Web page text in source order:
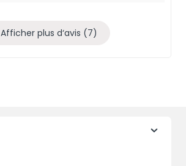
Afficher plus d‘avis (7)